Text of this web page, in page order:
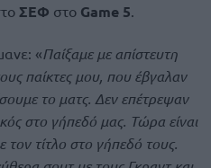
ΣΕΦ στο Game 5
«Παίξαμε με απίστευτη
παίκτες μου, που έβγαλαν
το ματς. Δεν επέτρεψαν
στο γήπεδό μας. Τώρα είναι
τίτλο στο γήπεδό τους.